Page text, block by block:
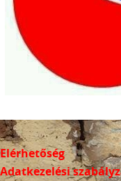
Elérhetőség
Adatkezelési